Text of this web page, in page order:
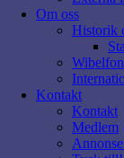
Om oss
Historik
Kontakt
Kontakt
Medlem